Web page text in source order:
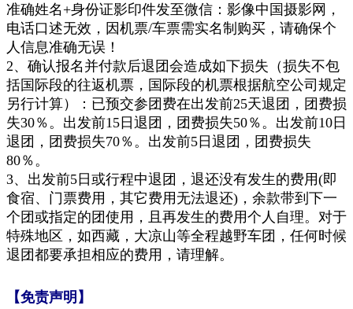
准确姓名+身份证影印件发至微信 ： 影像中国摄影网 ，
电话口述无效，因机票/车票需实名制购买，请确保个
人信息准确无误！
2、 确认报名并付款后退团会造成如下损失（损失不包
括国际段的往返机票，国际段的机票根据航空公司规定
另行计算）：已预交参团费在出发前25天退团，团费损
失30％。出发前15日退团，团费损失50％。出发前10日
退团，团费损失70％。出发前5日退团，团费损失
80％。
3、 出发前5 日 或行程中退团， 退还没有发生的费用(即
食宿、门票费用，其它费用无法退还) ， 余款带到下一
个团或指定的 团使用 ， 且再发生的费用个人自理。 对于
特殊地区，如西藏，大凉山等全程越野车团，任何时候
退团都要承担相应的费用 ，请理解。
【免责声明】